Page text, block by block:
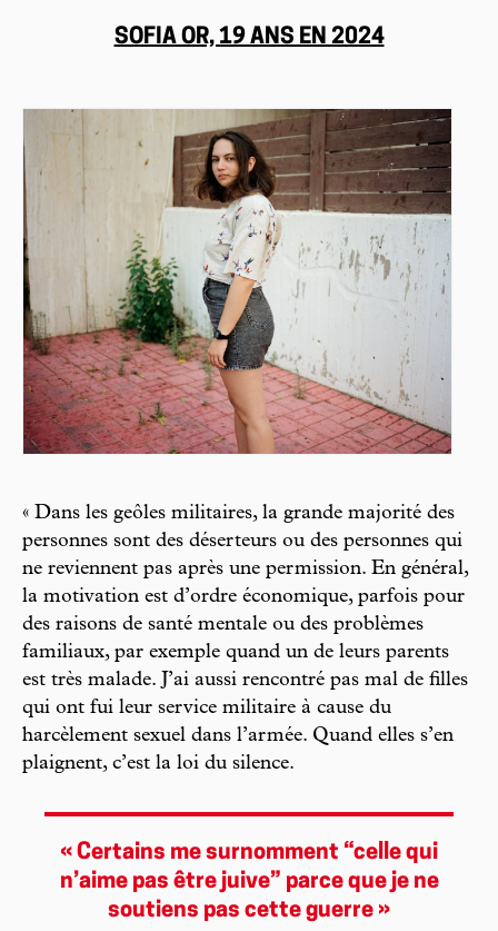
SOFIA OR, 19 ANS EN 2024
« Dans les geôles militaires, la grande majorité des
personnes sont des déserteurs ou des personnes qui
ne reviennent pas après une permission. En général,
la motivation est d’ordre économique, parfois pour
des raisons de santé mentale ou des problèmes
familiaux, par exemple quand un de leurs parents
est très malade. J’ai aussi rencontré pas mal de filles
qui ont fui leur service militaire à cause du
harcèlement sexuel dans l’armée. Quand elles s’en
plaignent, c’est la loi du silence.
« Certains me surnomment “celle qui
n’aime pas être juive” parce que je ne
soutiens pas cette guerre »